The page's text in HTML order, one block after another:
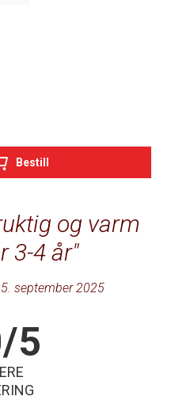
og varm
3-4 år
september 2025
5
Bestill